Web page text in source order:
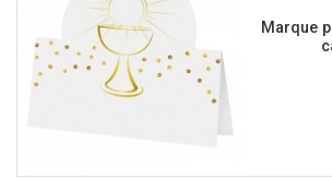
Marque